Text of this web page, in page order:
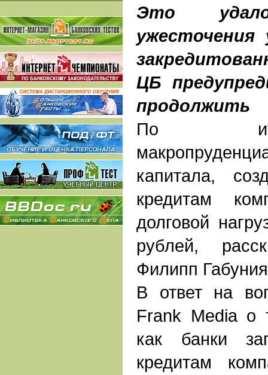
Это
ЦБ
продолжить
По
капитала,
кредитам
долговой
рублей,
Филипп
В ответ на
Frank Media о
как банки
кредитам